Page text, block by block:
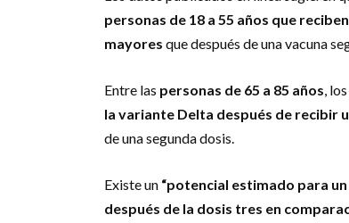
personas de 18 a 55 años que
mayores que después de una vacuna
Entre las personas de 65 a 85 años,
la variante Delta después de recibir
de una segunda dosis.
Existe un “potencial estimado para
después de la dosis tres en